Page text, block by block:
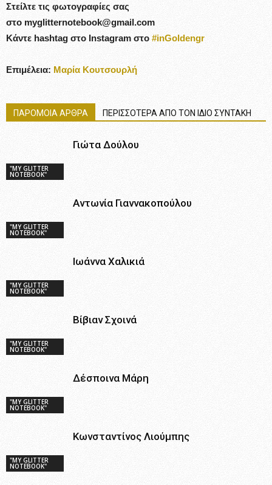
Στείλτε τις φωτογραφίες σας
στο myglitternotebook@gmail.com
Kάντε hashtag στο Instagram στο #inGoldengr
Επιμέλεια: Μαρία Κουτσουρλή
ΠΑΡΟΜΟΙΑ ΑΡΘΡΑ ΠΕΡΙΣΣΟΤΕΡΑ ΑΠΟ ΤΟΝ ΙΔΙΟ ΣΥΝΤΑΚΗ
"MY GLITTER
NOTEBOOK"
Γιώτα Δούλου
"MY GLITTER
NOTEBOOK"
Αντωνία Γιαννακοπούλου
"MY GLITTER
NOTEBOOK"
Ιωάννα Χαλικιά
"MY GLITTER
NOTEBOOK"
Βίβιαν Σχοινά
"MY GLITTER
NOTEBOOK"
Δέσποινα Μάρη
"MY GLITTER
NOTEBOOK"
Κωνσταντίνος Λιούμπης